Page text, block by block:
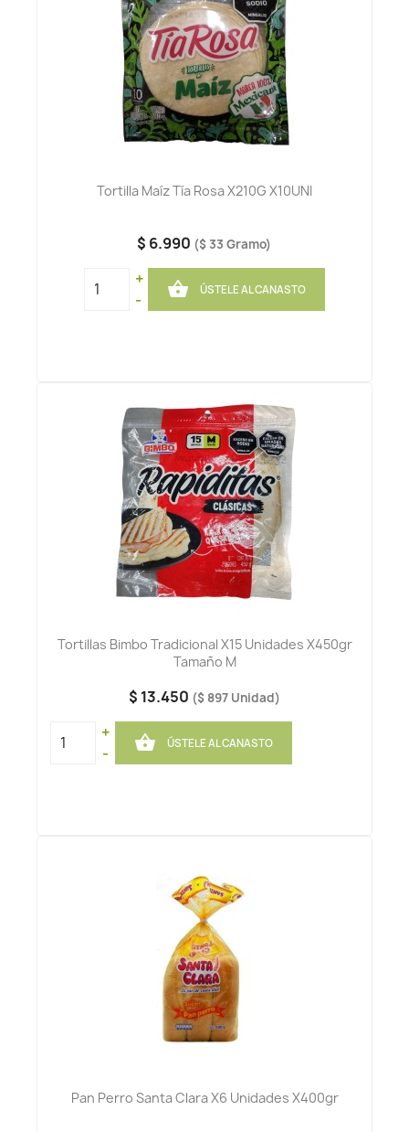
Tortilla Maíz Tía Rosa X210G X10UNI
$ 6.990 ($ 33 Gramo)
+
-
 ÚSTELE AL CANASTO
Tortillas Bimbo Tradicional X15 Unidades X450gr
Tamaño M
$ 13.450 ($ 897 Unidad)
+
-
 ÚSTELE AL CANASTO
Pan Perro Santa Clara X6 Unidades X400gr